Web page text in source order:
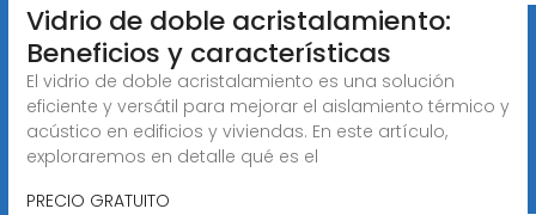
Vidrio de doble acristalamiento:
Beneficios y características
El vidrio de doble acristalamiento es una solución
eficiente y versátil para mejorar el aislamiento térmico y
acústico en edificios y viviendas. En este artículo,
exploraremos en detalle qué es el
PRECIO GRATUITO